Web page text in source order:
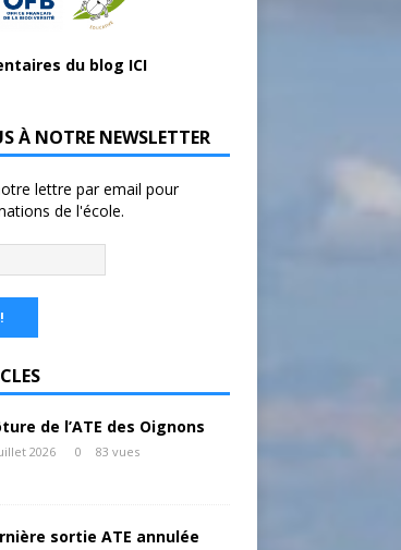
du blog ICI
À NOTRE NEWSLETTER
lettre par email pour
de l'école.
de l’ATE des Oignons
2026 0 83 vues
sortie ATE annulée